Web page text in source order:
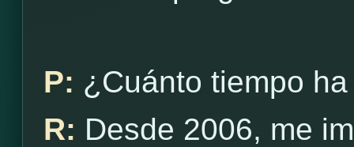
P: ¿Cuánto tiempo
R: Desde 2006, me